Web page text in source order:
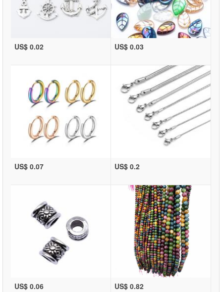
US$ 0.02 US$ 0.03
US$ 0.07 US$ 0.2
US$ 0.06 US$ 0.82